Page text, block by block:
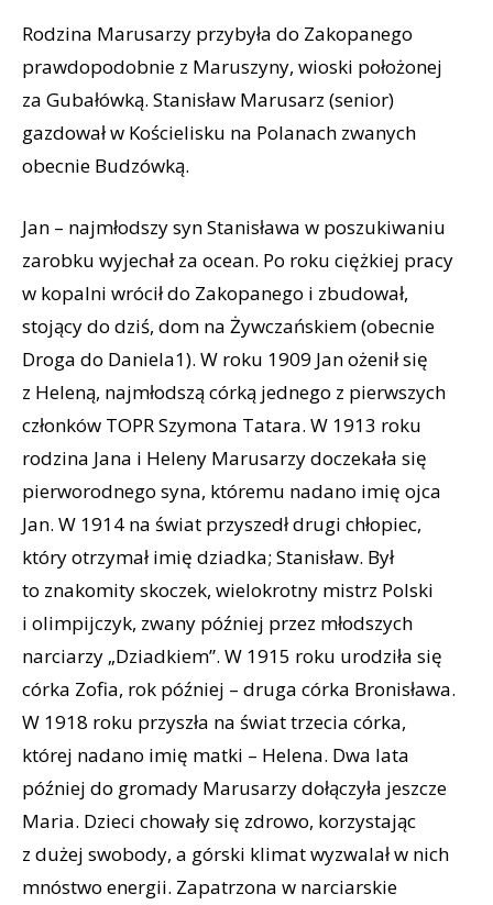
Rodzina Marusarzy przybyła do Zakopanego
prawdopodobnie z Maruszyny, wioski położonej
za Gubałówką. Stanisław Marusarz (senior)
gazdował w Kościelisku na Polanach zwanych
obecnie Budzówką.
Jan – najmłodszy syn Stanisława w poszukiwaniu
zarobku wyjechał za ocean. Po roku ciężkiej pracy
w kopalni wrócił do Zakopanego i zbudował,
stojący do dziś, dom na Żywczańskiem (obecnie
Droga do Daniela1). W roku 1909 Jan ożenił się
z Heleną, najmłodszą córką jednego z pierwszych
członków TOPR Szymona Tatara. W 1913 roku
rodzina Jana i Heleny Marusarzy doczekała się
pierworodnego syna, któremu nadano imię ojca
Jan. W 1914 na świat przyszedł drugi chłopiec,
który otrzymał imię dziadka; Stanisław. Był
to znakomity skoczek, wielokrotny mistrz Polski
i olimpijczyk, zwany później przez młodszych
narciarzy „Dziadkiem”. W 1915 roku urodziła się
córka Zofia, rok później – druga córka Bronisława.
W 1918 roku przyszła na świat trzecia córka,
której nadano imię matki – Helena. Dwa lata
później do gromady Marusarzy dołączyła jeszcze
Maria. Dzieci chowały się zdrowo, korzystając
z dużej swobody, a górski klimat wyzwalał w nich
mnóstwo energii. Zapatrzona w narciarskie